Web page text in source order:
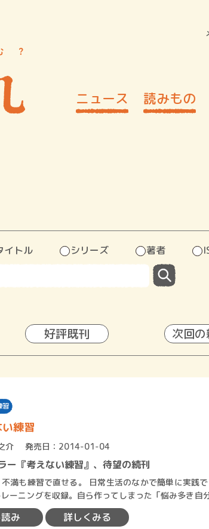
ニュース 読みもの
イトル シリーズ 著者
好評既刊 次回
習
練習
介 発売日：2014-01-04
ー『考えない練習』、待望の続刊
る。 日常生活のなかで簡単に実践できる25のシンプ
ーニングを収録。自ら作ってしまった「悩み多き自
ナラしよう。 ブッダという「古…
み 詳しくみる